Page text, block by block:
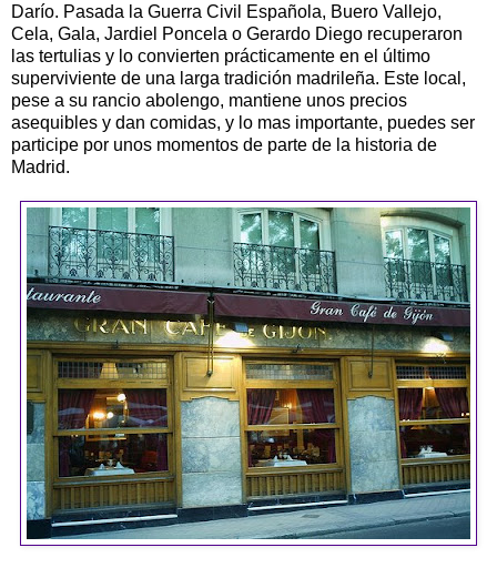
Darío. Pasada la Guerra Civil Española, Buero Vallejo,
Cela, Gala, Jardiel Poncela o Gerardo Diego recuperaron
las tertulias y lo convierten prácticamente en el último
superviviente de una larga tradición madrileña. Este local,
pese a su rancio abolengo, mantiene unos precios
asequibles y dan comidas, y lo mas importante, puedes ser
participe por unos momentos de parte de la historia de
Madrid.